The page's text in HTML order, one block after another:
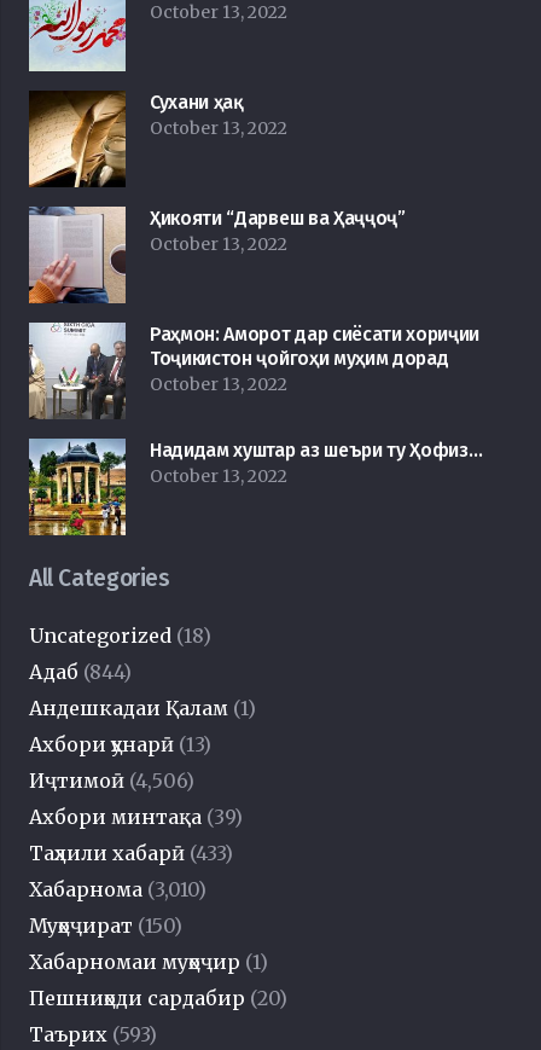
October 13, 2022
Сухани ҳақ
October 13, 2022
Ҳикояти “Дарвеш ва Ҳаҷҷоҷ”
October 13, 2022
Раҳмон: Аморот дар сиёсати хориҷии
Тоҷикистон ҷойгоҳи муҳим дорад
October 13, 2022
Надидам хуштар аз шеъри ту Ҳофиз…
October 13, 2022
All Categories
Uncategorized (18)
Адаб (844)
Андешкадаи Қалам (1)
Ахбори ҳунарӣ (13)
Иҷтимоӣ (4,506)
Ахбори минтақа (39)
Таҳлили хабарӣ (433)
Хабарнома (3,010)
Муҳоҷират (150)
Хабарномаи муҳоҷир (1)
Пешниҳоди сардабир (20)
Таърих (593)